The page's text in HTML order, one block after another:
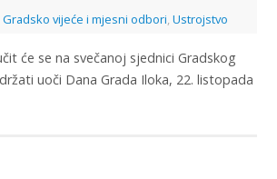
Gradsko vijeće i mjesni odbori, Ustrojstvo
će se na svečanoj sjednici Gradskog
uoči Dana Grada Iloka, 22. listopada